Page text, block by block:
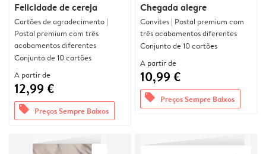
Felicidade de cereja
Cartões de agradecimento |
Postal premium com três
acabamentos diferentes
Conjunto de 10 cartões
A partir de
12,99 €
offers Preços Sempre Baixos
Chegada alegre
Convites | Postal premium com
três acabamentos diferentes
Conjunto de 10 cartões
A partir de
10,99 €
offers Preços Sempre Baixos